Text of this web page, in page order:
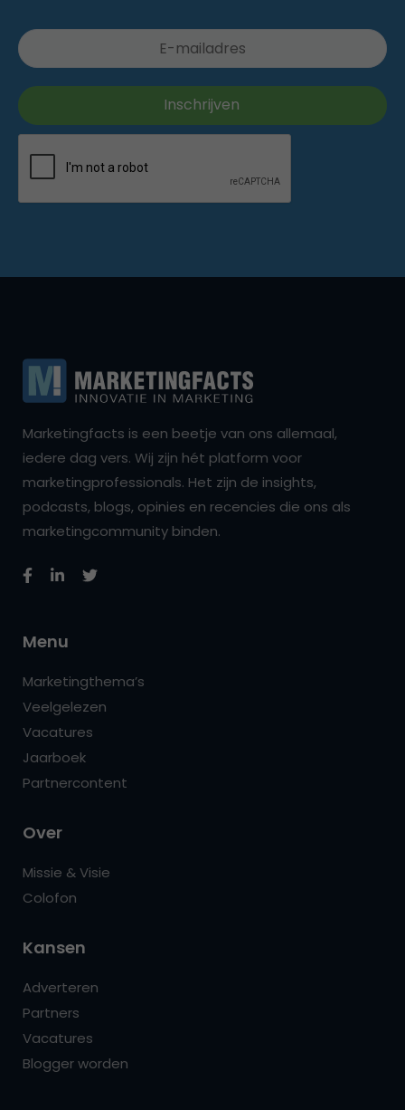
Marketingfacts is een beetje van ons allemaal,
iedere dag vers. Wij zijn hét platform voor
marketingprofessionals. Het zijn de insights,
podcasts, blogs, opinies en recencies die ons als
marketingcommunity binden.
Menu
Marketingthema’s
Veelgelezen
Vacatures
Jaarboek
Partnercontent
Over
Missie & Visie
Colofon
Kansen
Adverteren
Partners
Vacatures
Blogger worden